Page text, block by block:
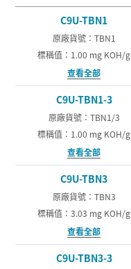
C9U-TBN1
原廠貨號：TBN1
標稱值：1.00 mg KOH/g
查看全部
C9U-TBN1-3
原廠貨號：TBN1/3
標稱值：1.00 mg KOH/g
查看全部
C9U-TBN3
原廠貨號：TBN3
標稱值：3.03 mg KOH/g
查看全部
C9U-TBN3-3